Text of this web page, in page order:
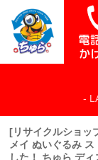
-
[リサイクルショッ
メイ ぬいぐるみ
した！ ちゅら デ